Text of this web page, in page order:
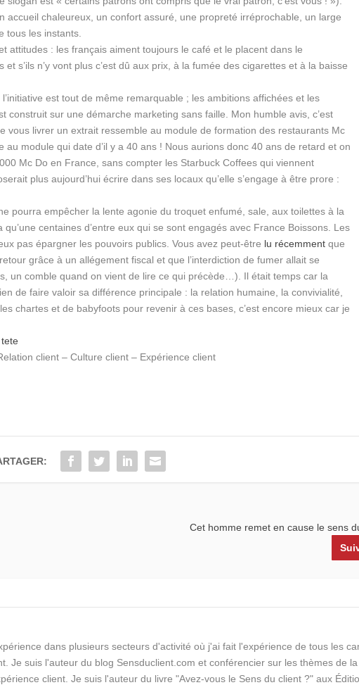
accueil chaleureux, un confort assuré, une propreté irréprochable, un large
tous les instants.
attitudes : les français aiment toujours le café et le placent dans le
s’ils n’y vont plus c’est dû aux prix, à la fumée des cigarettes et à la baisse
est tout de même remarquable ; les ambitions affichées et les
construit sur une démarche marketing sans faille. Mon humble avis, c’est
vous livrer un extrait ressemble au module de formation des restaurants Mc
au module qui date d’il y a 40 ans ! Nous aurions donc 40 ans de retard et on
Mc Do en France, sans compter les Starbuck Coffees qui viennent
plus aujourd’hui écrire dans ses locaux qu’elle s’engage à être prore :
pourra empêcher la lente agonie du troquet enfumé, sale, aux toilettes à la
qu’une centaines d’entre eux qui se sont engagés avec France Boissons. Les
pas épargner les pouvoirs publics. Vous avez peut-être lu récemment que
grâce à un allégement fiscal et que l’interdiction de fumer allait se
un comble quand on vient de lire ce qui précède…). Il était temps car la
de faire valoir sa différence principale : la relation humaine, la convivialité,
chartes et de babyfoots pour revenir à ces bases, c’est encore mieux car je
client – Culture client – Expérience client
Cet homme remet en cause le sens
dans plusieurs secteurs d'activité où j'ai fait l'expérience de tous les
Je suis l'auteur du blog Sensduclient.com et conférencier sur les thèmes de la
client. Je suis l'auteur du livre "Avez-vous le Sens du client ?" aux